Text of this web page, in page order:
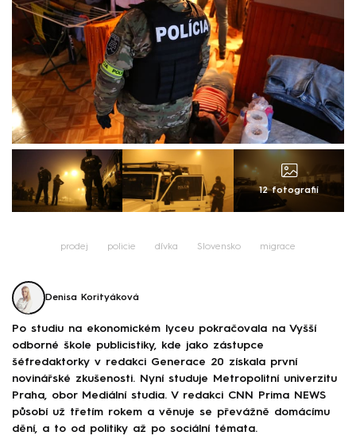
12 fotografií
prodej policie dívka Slovensko migrace
Denisa Korityáková
Po studiu na ekonomickém lyceu pokračovala na Vyšší
odborné škole publicistiky, kde jako zástupce
šéfredaktorky v redakci Generace 20 získala první
novinářské zkušenosti. Nyní studuje Metropolitní univerzitu
Praha, obor Mediální studia. V redakci CNN Prima NEWS
působí už třetím rokem a věnuje se převážně domácímu
dění, a to od politiky až po sociální témata.